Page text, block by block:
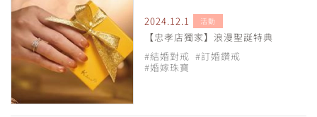
2024.12.1 活動
【忠孝店獨家】浪漫聖誕特典
#結婚對戒 #訂婚鑽戒
#婚嫁珠寶